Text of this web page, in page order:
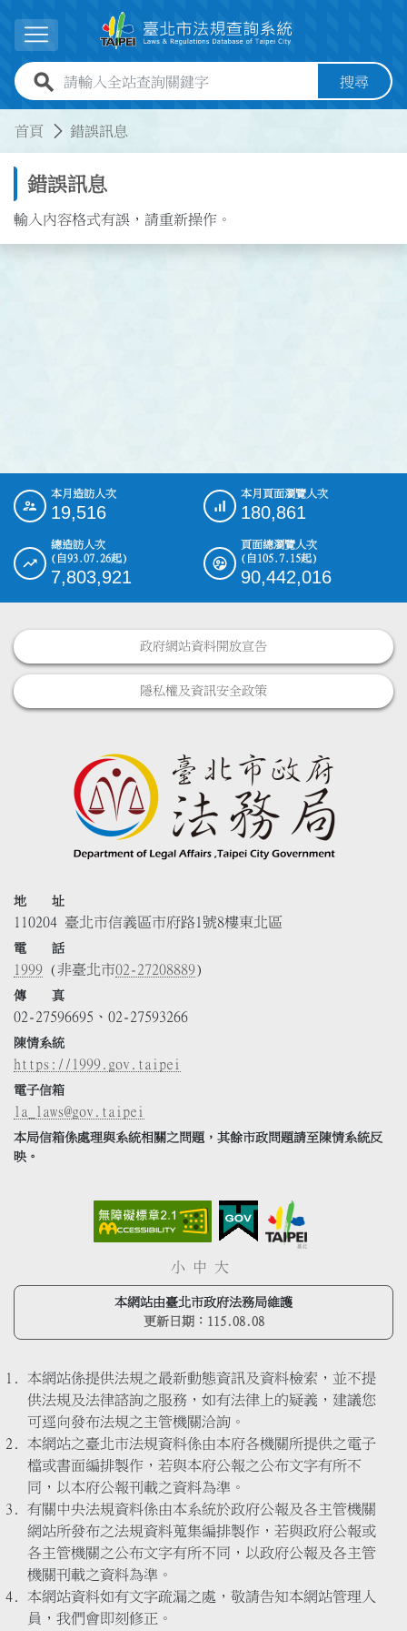
展開選單
全站查詢關鍵字欄位 搜尋
首頁 錯誤訊息
錯誤訊息
輸入內容格式有誤，請重新操作。
::: 本月造訪人次
19,516
本月頁面瀏覽人次
180,861
總造訪人次
(自93.07.26起)
7,803,921
頁面總瀏覽人次
(自105.7.15起)
90,442,016
政府網站資料開放宣告
隱私權及資訊安全政策
地 址
110204 臺北市信義區市府路1號8樓東北區
電 話
1999 (非臺北市02-27208889)
傳 真
02-27596695、02-27593266
陳情系統
https://1999.gov.taipei
電子信箱
la_laws@gov.taipei
本局信箱係處理與系統相關之問題，其餘市政問題請至陳情系統反
映。
小 中 大
本網站由臺北市政府法務局維護
更新日期： 115.08.08
本網站係提供法規之最新動態資訊及資料檢索，並不提
供法規及法律諮詢之服務，如有法律上的疑義，建議您
可逕向發布法規之主管機關洽詢。
本網站之臺北市法規資料係由本府各機關所提供之電子
檔或書面編排製作，若與本府公報之公布文字有所不
同，以本府公報刊載之資料為準。
有關中央法規資料係由本系統於政府公報及各主管機關
網站所發布之法規資料蒐集編排製作，若與政府公報或
各主管機關之公布文字有所不同，以政府公報及各主管
機關刊載之資料為準。
本網站資料如有文字疏漏之處，敬請告知本網站管理人
員，我們會即刻修正。